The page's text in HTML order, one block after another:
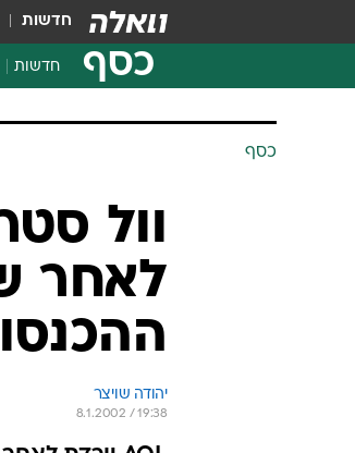
חדשות
כסף חדשות
כסף
לאחר
יהודה שויצר
8.1.2002 / 19:38